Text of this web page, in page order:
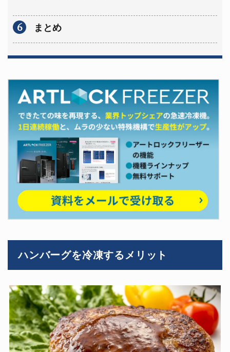
6 まとめ
ハンバーグを冷凍するメリット